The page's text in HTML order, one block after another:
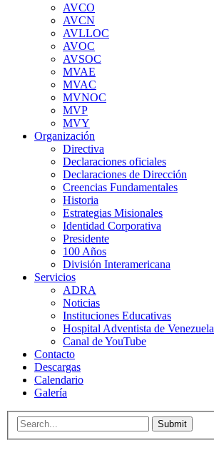
AVCO
AVCN
AVLLOC
AVOC
AVSOC
MVAE
MVAC
MVNOC
MVP
MVY
Organización
Directiva
Declaraciones oficiales
Declaraciones de Dirección
Creencias Fundamentales
Historia
Estrategias Misionales
Identidad Corporativa
Presidente
100 Años
División Interamericana
Servicios
ADRA
Noticias
Instituciones Educativas
Hospital Adventista de Venezuela
Canal de YouTube
Contacto
Descargas
Calendario
Galería
Submit